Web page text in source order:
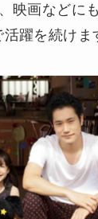
映画などに
躍を続けま